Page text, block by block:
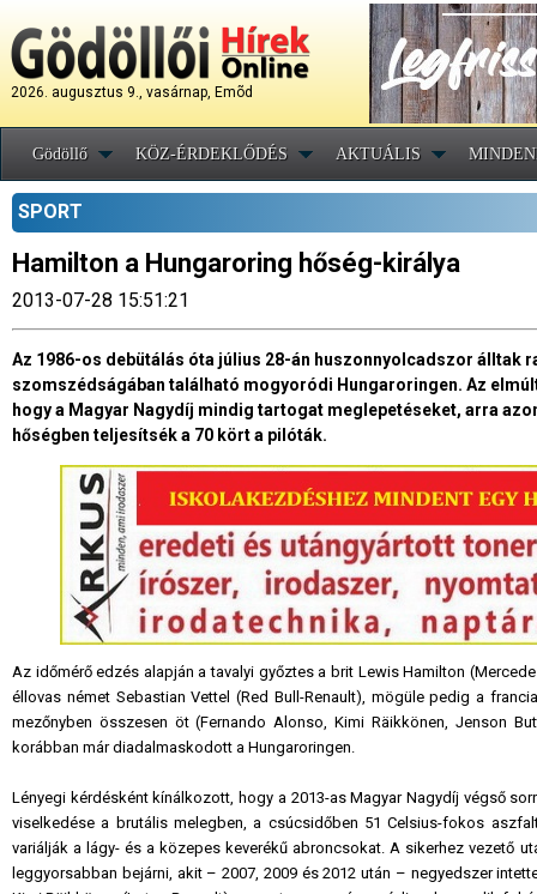
2026. augusztus 9., vasárnap, Emõd
Gödöllő KÖZ-ÉRDEKLŐDÉS AKTUÁLIS
SPORT
Hamilton a Hungaroring hőség-királya
2013-07-28 15:51:21
Az 1986-os debütálás óta július 28-án huszonnyolcadszor álltak
szomszédságában található mogyoródi Hungaroringen. Az
hogy a Magyar Nagydíj mindig tartogat meglepetéseket, arra
hőségben teljesítsék a 70 kört a pilóták.
Az időmérő edzés alapján a tavalyi győztes a brit Lewis Hamilton
éllovas német Sebastian Vettel (Red Bull-Renault), mögüle pedig a
mezőnyben összesen öt (Fernando Alonso, Kimi Räikkönen, Jenson
korábban már diadalmaskodott a Hungaroringen.
Lényegi kérdésként kínálkozott, hogy a 2013-as Magyar Nagydíj végső
viselkedése a brutális melegben, a csúcsidőben 51 Celsius-fokos
variálják a lágy- és a közepes keverékű abroncsokat. A sikerhez vezető
leggyorsabban bejárni, akit – 2007, 2009 és 2012 után – negyedszer